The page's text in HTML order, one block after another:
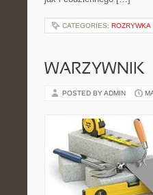
CATEGORIES: ROZRYWKA
WARZYWNIK
POSTED BY ADMIN